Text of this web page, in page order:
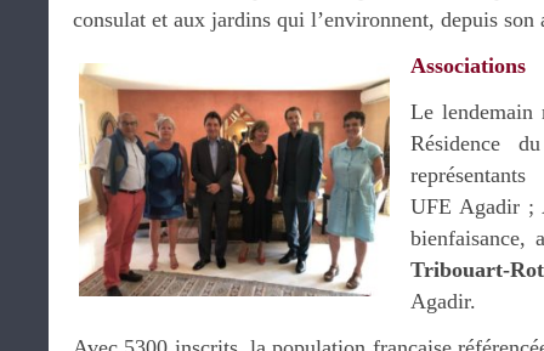
consulat et aux jardins qui l’environnent, depuis
Associations
Le lendemain
Résidence
UFE Agadir ;
bienfaisance,
Tribouart-
Agadir.